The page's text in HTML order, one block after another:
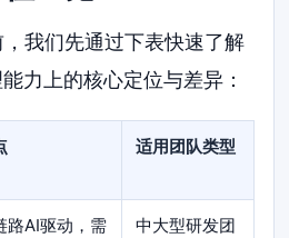
我们先通过下表快速了解
力上的核心定位与差异：
适用团队类型
路AI驱动，需
中大型研发团